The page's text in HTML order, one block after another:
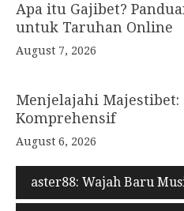
Apa itu Gajibet?
untuk Taruhan Online
August 7, 2026
Menjelajahi Majestibet:
Komprehensif
August 6, 2026
aster88: Wajah Baru